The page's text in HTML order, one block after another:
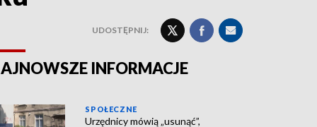
UDOSTĘPNIJ:
INFORMACJE
SPOŁECZNE
Urzędnicy mówią „usunąć”,